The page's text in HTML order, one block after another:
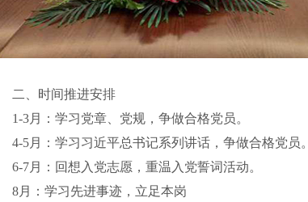
、时间推进安排
3月：学习党章、党规，争做合格党员。
5月：学习习近平总书记系列讲话，争做合格党员。
7月：回想入党志愿，重温入党誓词活动。
：学习先进事迹，立足本岗